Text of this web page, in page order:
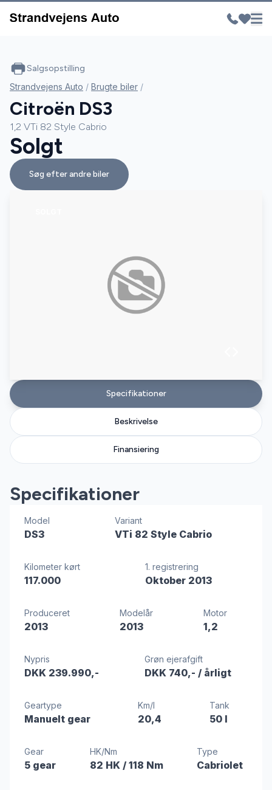
Specifikationer
Beskrivelse
Finansiering
Specifikationer
Model
DS3
Variant
VTi 82 Style Cabrio
Kilometer kørt
117.000
1. registrering
Oktober 2013
Produceret
2013
Modelår
2013
Motor
1,2
Nypris
DKK 239.990,-
Grøn ejerafgift
DKK 740,- / årligt
Geartype
Manuelt gear
Km/l
20,4
Tank
50 l
Gear
5 gear
HK/Nm
82 HK / 118 Nm
Type
Cabriolet
Salgsopstilling
Strandvejens Auto / Brugte biler /
Citroën DS3
1,2 VTi 82 Style Cabrio
Solgt
Søg efter andre biler